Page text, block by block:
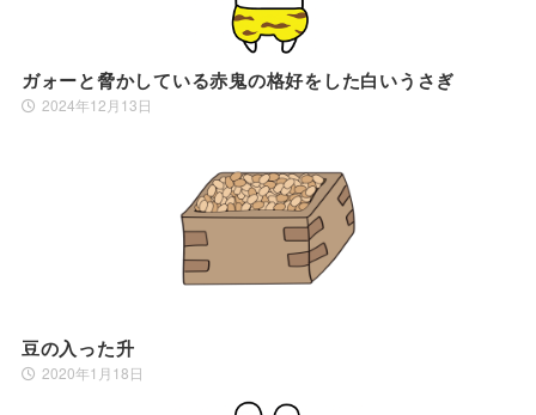
ガォーと脅かしている赤鬼の格好をした白いうさぎ
2024年12月13日
豆の入った升
2020年1月18日